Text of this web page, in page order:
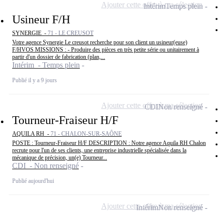
Usineur F/H
SYNERGIE - 71 - LE CREUSOT
Votre agence Synergie Le creusot recherche pour son client un usineur(euse)
F/HVOS MISSIONS : - Produire des pièces en très petite série ou unitairement à
partir d'un dossier de fabrication (plan,...
Intérim - Temps plein
Publié il y a 9 jours
IntérimTemps plein
Ajouter cette offre à ma sélection
Tourneur-Fraiseur H/F
AQUILA RH - 71 - CHALON-SUR-SAÔNE
POSTE : Tourneur-Fraiseur H/F DESCRIPTION : Notre agence Aquila RH Chalon
recrute pour l'un de ses clients, une entreprise industrielle spécialisée dans la
mécanique de précision, un(e) Tourneur...
CDI - Non renseigné
Publié aujourd'hui
CDINon renseigné
Ajouter cette offre à ma sélection
IntérimNon renseigné
Ajouter cette offre à ma sélection